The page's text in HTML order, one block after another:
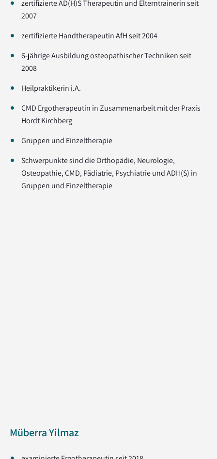
zertifizierte AD(H)S Therapeutin und Elterntrainerin seit
2007
zertifizierte Handtherapeutin AfH seit 2004
6-jährige Ausbildung osteopathischer Techniken seit
2008
Heilpraktikerin i.A.
CMD Ergotherapeutin in Zusammenarbeit mit der Praxis
Hordt Kirchberg
Gruppen und Einzeltherapie
Schwerpunkte sind die Orthopädie, Neurologie,
Osteopathie, CMD, Pädiatrie, Psychiatrie und ADH(S) in
Gruppen und Einzeltherapie
Müberra Yilmaz